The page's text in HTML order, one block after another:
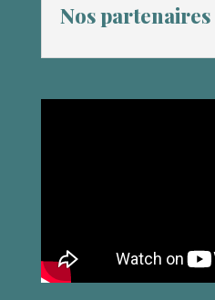
Nos partenaires